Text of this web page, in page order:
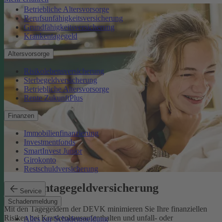
Betriebliche Altersvorsorge
Berufsunfähigkeitsversicherung
Grundfähigkeitsversicherung
Krankentagegeld
Altersvorsorge
Risikolebensversicherung
Sterbegeldversicherung
Betriebliche Altersvorsorge
Rente ZukunftPlus
Finanzen
Immobilienfinanzierung
Investmentfonds
SmartInvest Junior
Girokonto
Restschuldversicherung
Service
Schadenmeldung
Alles zur Schadenmeldung
Krankentagegeldversicherung
Mit den Tagegeldern der DEVK minimieren Sie Ihre finanziellen
Risiken bei Krankenhausaufenthalten und unfall- oder